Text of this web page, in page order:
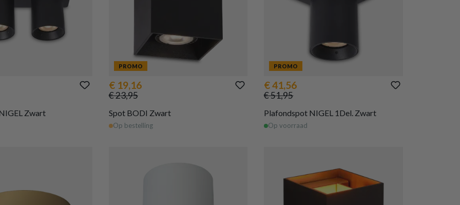
Zwart
PROMO
€ 19,16
€ 23,95
Spot BODI Zwart
Op bestelling
PROMO
€ 41,56
€ 51,95
Plafondspot NIGEL 1Del. Zwart
Op voorraad